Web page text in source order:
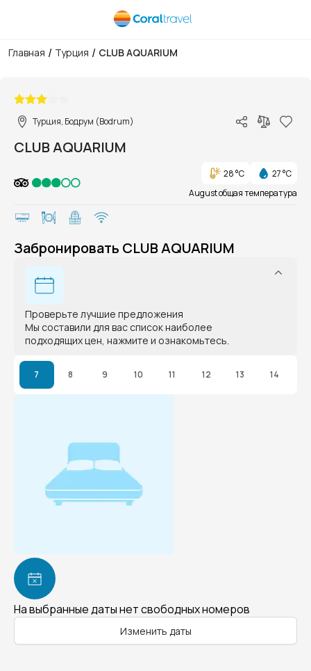
Главная / Турция / CLUB AQUARIUM
Турция, Бодрум (Bodrum)
CLUB AQUARIUM
28 °C
27 °C
August общая температура
Забронировать CLUB AQUARIUM
Проверьте лучшие предложения
Мы составили для вас список наиболее
подходящих цен, нажмите и ознакомьтесь.
7 8 9 10 11 12 13 14
На выбранные даты нет свободных номеров
Изменить даты